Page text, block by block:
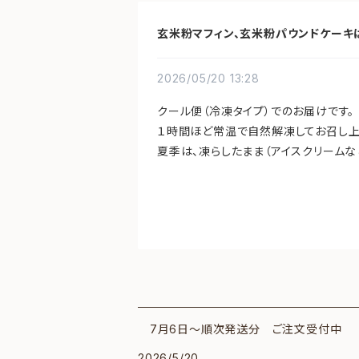
玄米粉マフィン、玄米粉パウンドケー
2026/05/20 13:28
クール便（冷凍タイプ）でのお届けです。
１時間ほど常温で自然解凍してお召し上
夏季は、凍らしたまま（アイスクリーム
7月6日～順次発送分 ご注文受付中